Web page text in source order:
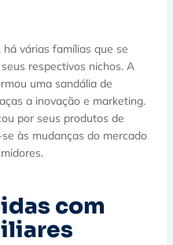
várias famílias que se
respectivos nichos. A
uma sandália de
a inovação e marketing.
por seus produtos de
às mudanças do mercado
com